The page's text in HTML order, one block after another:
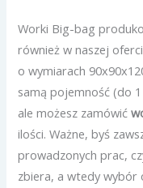
Worki Big-bag
również w naszej
o wymiarach
samą pojemność (do
ale możesz zamówić
ilości. Ważne, byś
prowadzonych prac,
zbiera, a wtedy wybór